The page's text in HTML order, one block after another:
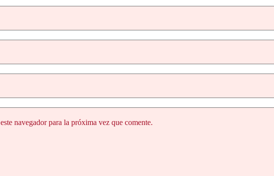
navegador para la próxima vez que comente.